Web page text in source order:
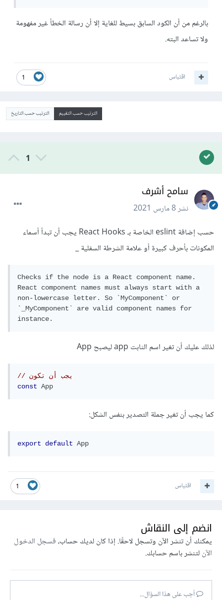
بالرغم من أن الكود السابق بسيط للغاية إلا أن رسالة الخطأ غير مفهومة
ولا تساعد البته.
1 اقتباس
الترتيب حسب التقييم الترتيب حسب التاريخ
1
سامح أشرف
نشر8 مارس 2021
حسب إضافة eslint الخاصة بـ React Hooks يجب أن تبدأ أسماء
المكونات بأحرف كبيرة أو علامة الشرطة السفلية _
Checks if the node is a React component name.
React component names must always start with a
non-lowercase letter. So `MyComponent` or
`_MyComponent` are valid component names for
instance.
لذلك عليك أن تغير اسم الثابت app ليصبح App
// يجب أن تكون
const
App
كما يجب أن تغير جملة التصدير بنفس الشكل:
export default App
1 اقتباس
انضم إلى النقاش
يمكنك أن تنشر الآن وتسجل لاحقًا. إذا كان لديك حساب،فسجل الدخول
الآنلتنشر باسم حسابك.
أجب على هذا السؤال...